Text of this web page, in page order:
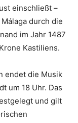
einschließt –
durch die
im Jahr 1487
Kastiliens.
endet die Musik
um 18 Uhr. Das
und gilt